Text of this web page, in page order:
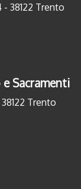
- 38122 Trento
Sacramenti
Trento